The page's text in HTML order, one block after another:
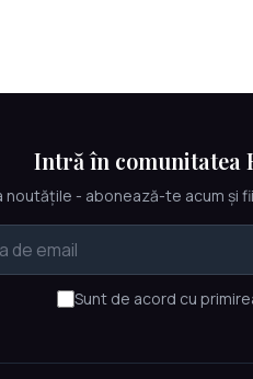
Intră în comunitatea
noutățile - abonează-te acum și
Sunt de acord cu